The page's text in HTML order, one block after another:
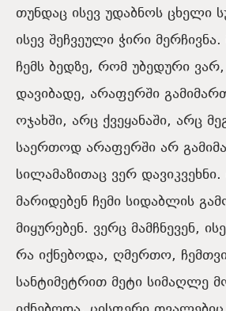
თუნდაც ისევ უდაბნოს ცხელი
ისევ შეჩვეული ჭირი
ჩემს ბედზე, რომ უბედური
დავიბადე, არაფერში
ოჯახში, არც ქვეყანაში, არც
საერთოდ არაფერში არ
სილამაზითაც ვერ
მარიდებენ ჩემი სიდაბლის
მიყურებენ. ვერც მამჩნევენ,
რა იქნებოდა, ღმერთო,
სანტიმეტრით მეტი სიმაღლე